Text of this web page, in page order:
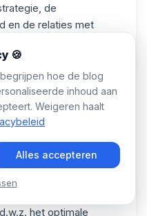
, de
en de relaties met
producten of
om afgelegen of
te bereiken zonder
aan te werven.
van een
het optimale
🍪
hoe de blog
inhoud aan
Weigeren haalt
Alles accepteren